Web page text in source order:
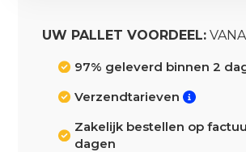
einde
afbeeldingen-
UW PALLET VOORDEEL:
97% geleverd binnen 2
Verzendtarieven
Zakelijk bestellen op
dagen